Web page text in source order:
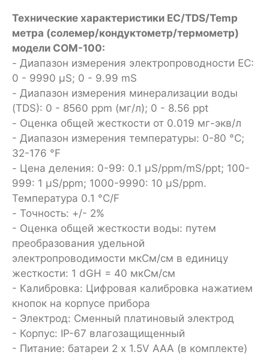
Технические характеристики EC/TDS/Temp
метра (солемер/кондуктометр/термометр)
модели COM-100:
- Диапазон измерения электропроводности EC:
0 - 9990 µS; 0 - 9.99 mS
- Диапазон измерения минерализации воды
(TDS): 0 - 8560 ppm (мг/л); 0 - 8.56 ppt
- Оценка общей жесткости от 0.019 мг-экв/л
- Диапазон измерения температуры: 0-80 °C;
32-176 °F
- Цена деления: 0-99: 0.1 µS/ppm/mS/ppt; 100-
999: 1 µS/ppm; 1000-9990: 10 µS/ppm.
Температура 0.1 °C/F
- Точность: +/- 2%
- Оценка общей жесткости воды: путем
преобразования удельной
электропроводимости мкСм/см в единицу
жесткости: 1 dGH = 40 мкСм/см
- Калибровка: Цифровая калибровка нажатием
кнопок на корпусе прибора
- Электрод: Сменный платиновый электрод
- Корпус: IP-67 влагозащищенный
- Питание: батареи 2 x 1.5V ААА (в комплекте)